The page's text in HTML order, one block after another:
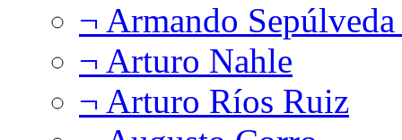
¬ Armando
¬ Arturo Nahle
¬ Arturo Ríos Ruiz